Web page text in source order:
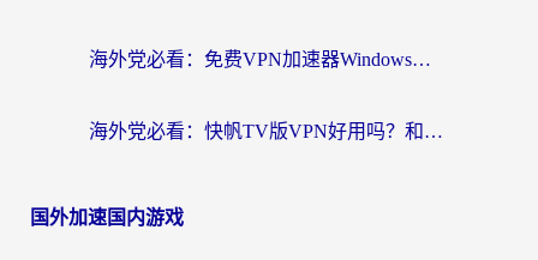
海外党必看：免费VPN加速器Windows版怎么选？附真实测评与无缝访问国内资源指南
海外党必看：快帆TV版VPN好用吗？和hi龟龟VPN对比哪个回国效果更好？附免费加速器选择指南
国外加速国内游戏